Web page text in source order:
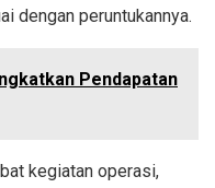
dengan peruntukannya.
Pendapatan
kegiatan operasi,